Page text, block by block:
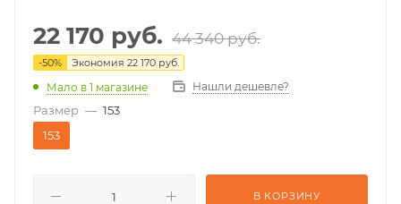
22 170 руб. 44 340руб.
-50% Экономия 22 170 руб.
Мало в 1 магазине Нашли дешевле?
Размер — 153
153
В КОРЗИНУ